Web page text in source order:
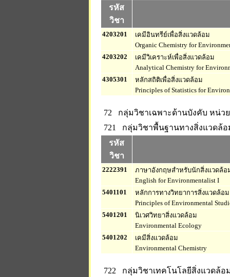
รหัส
วิชา
4203201
เคมีอินทรีย์เพื่อสิ่งแวดล้อม
Organic Chemistry for
4203202
เคมีวิเคราะห์เพื่อสิ่งแวดล้อม
Analytical Chemistry for
4305301
หลักสถิติเพื่อสิ่งแวดล้อม
Principles of Statistics for
72 กลุ่มวิชาเฉพาะด้านบังคับ หน่ว
721 กลุ่มวิชาพื้นฐานทางสิ่งแวดล้อ
รหัส
วิชา
2222391
ภาษาอังกฤษสำหรับนักสิ่งแวดล้อ
English for Environmentalist I
5401101
หลักการทางวิทยาการสิ่งแวดล้อม
Principles of Environmental
5401201
นิเวศวิทยาสิ่งแวดล้อม
Environmental Ecology
5401202
เคมีสิ่งแวดล้อม
Environmental Chemistry
722 กลุ่มวิชาเทคโนโลยีสิ่งแวดล้อ